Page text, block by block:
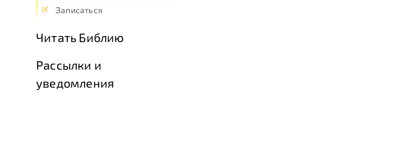
Записаться
Читать Библию
Рассылки и
уведомления